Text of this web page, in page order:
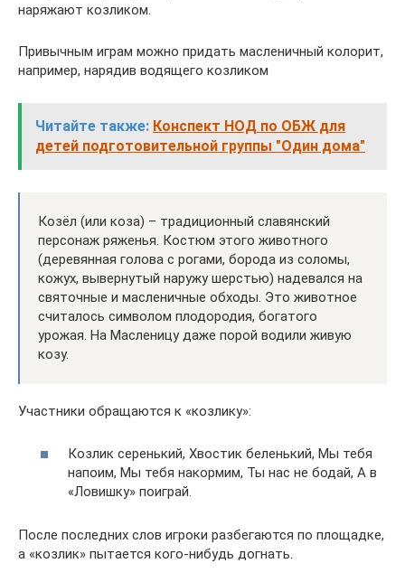
наряжают козликом.
Привычным играм можно придать масленичный колорит,
например, нарядив водящего козликом
Читайте также: Конспект НОД по ОБЖ для
детей подготовительной группы "Один дома"
Козёл (или коза) – традиционный славянский
персонаж ряженья. Костюм этого животного
(деревянная голова с рогами, борода из соломы,
кожух, вывернутый наружу шерстью) надевался на
святочные и масленичные обходы. Это животное
считалось символом плодородия, богатого
урожая. На Масленицу даже порой водили живую
козу.
Участники обращаются к «козлику»:
Козлик серенький, Хвостик беленький, Мы тебя
напоим, Мы тебя накормим, Ты нас не бодай, А в
«Ловишку» поиграй.
После последних слов игроки разбегаются по площадке,
а «козлик» пытается кого-нибудь догнать.